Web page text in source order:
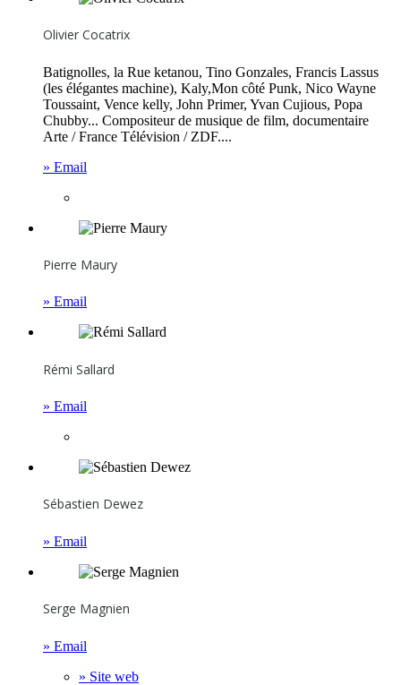
Olivier Cocatrix
Batignolles, la Rue ketanou, Tino Gonzales, Francis Lassus
(les élégantes machine), Kaly,Mon côté Punk, Nico Wayne
Toussaint, Vence kelly, John Primer, Yvan Cujious, Popa
Chubby... Compositeur de musique de film, documentaire
Arte / France Télévision / ZDF....
» Email
Pierre Maury
» Email
Rémi Sallard
» Email
Sébastien Dewez
» Email
Serge Magnien
» Email
» Site web